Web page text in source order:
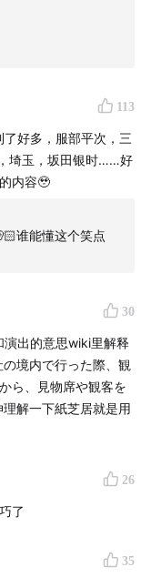
入由日本漫画收入
册，在出版行业
色，无论是孙悟
这样几个问题：
尤其对比美
的，为什么这么
出版社、读者等
的诞生，我们开始
113
好多，服部平次，三
埼玉，坂田银时……好
内容🥹
谁能懂这个笑点
30
演出的意思wiki里解释
境内で行った際、観
ら、見物席や観客を
解一下紙芝居就是用
26
了
35